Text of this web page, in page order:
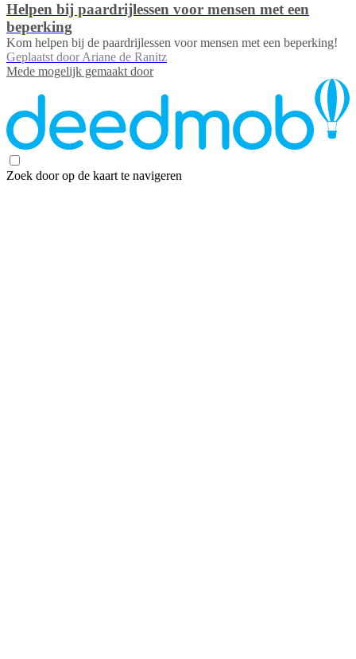
Helpen bij paardrijlessen voor mensen met een
beperking
Kom helpen bij de paardrijlessen voor mensen met een beperking!
Geplaatst door Ariane de Ranitz
Mede mogelijk gemaakt door
Zoek door op de kaart te navigeren